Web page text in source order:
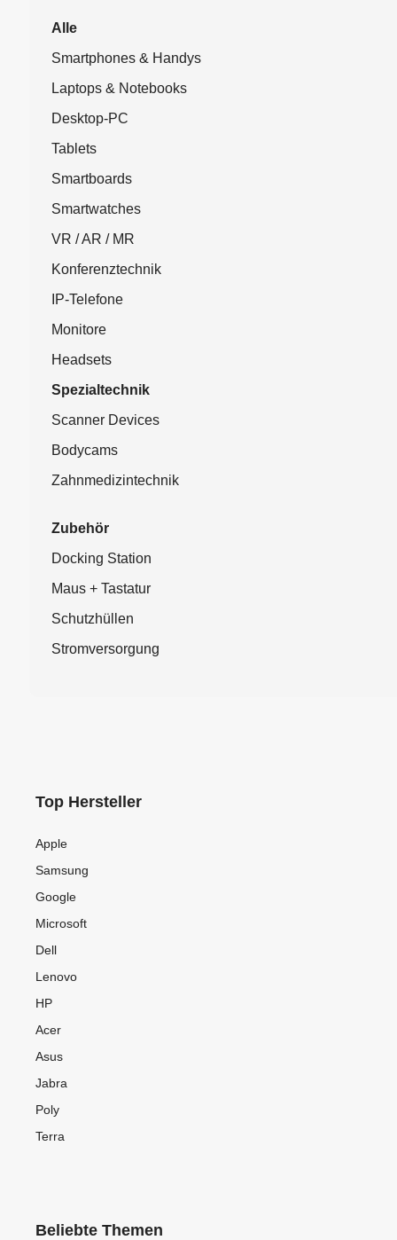
Alle
Smartphones & Handys
Laptops & Notebooks
Desktop-PC
Tablets
Smartboards
Smartwatches
VR / AR / MR
Konferenztechnik
IP-Telefone
Monitore
Headsets
Spezialtechnik
Scanner Devices
Bodycams
Zahnmedizintechnik
Zubehör
Docking Station
Maus + Tastatur
Schutzhüllen
Stromversorgung
Top Hersteller
Apple
Samsung
Google
Microsoft
Dell
Lenovo
HP
Acer
Asus
Jabra
Poly
Terra
Beliebte Themen